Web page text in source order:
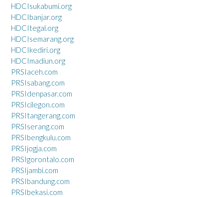
HDCIsukabumi.org
HDCIbanjar.org
HDCItegal.org
HDCIsemarang.org
HDCIkediri.org
HDCImadiun.org
PRSIaceh.com
PRSIsabang.com
PRSIdenpasar.com
PRSIcilegon.com
PRSItangerang.com
PRSIserang.com
PRSIbengkulu.com
PRSIjogja.com
PRSIgorontalo.com
PRSIjambi.com
PRSIbandung.com
PRSIbekasi.com